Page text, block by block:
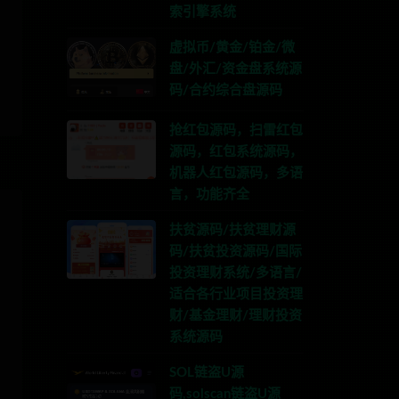
索引擎系统
虚拟币/黄金/铂金/微
盘/外汇/资金盘系统源
码/合约综合盘源码
抢红包源码，扫雷红包
源码，红包系统源码，
机器人红包源码，多语
言，功能齐全
扶贫源码/扶贫理财源
码/扶贫投资源码/国际
投资理财系统/多语言/
适合各行业项目投资理
财/基金理财/理财投资
系统源码
SOL链盗U源
码,solscan链盗U源